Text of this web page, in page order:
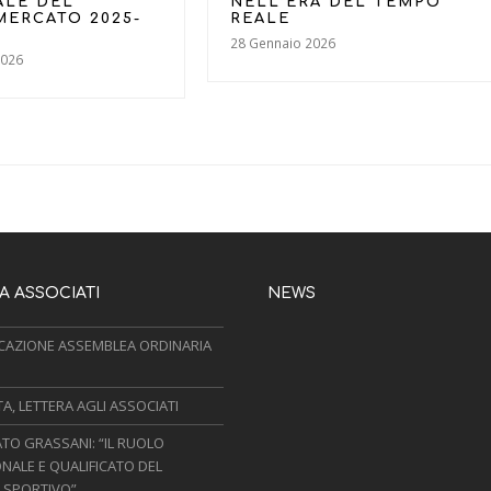
2025-
REALE
28 Gennaio 2026
ASSOCIATI
ASSEMBLEA ORDINARIA
LETTERA AGLI ASSOCIATI
GRASSANI: “IL RUOLO
E QUALIFICATO DEL
NEWS